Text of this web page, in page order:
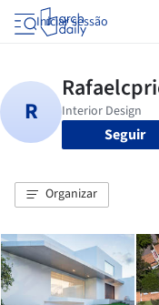
Iniciar sessão
Seguir
Organizar